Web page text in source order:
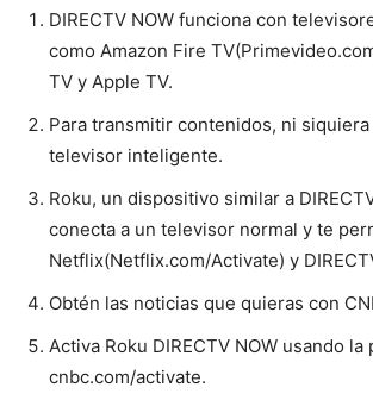
DIRECTV NOW funciona con
como Amazon Fire
TV y Apple TV.
Para transmitir contenidos, ni
televisor inteligente.
Roku, un dispositivo similar a
conecta a un televisor normal y te
Netflix(Netflix.com/Activate) y
Obtén las noticias que quieras con
Activa Roku DIRECTV NOW usando la
cnbc.com/activate.